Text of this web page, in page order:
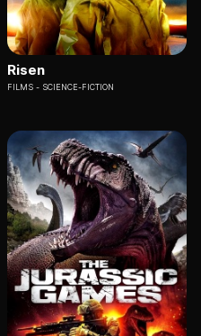
Risen
FILMS SCIENCE-FICTION